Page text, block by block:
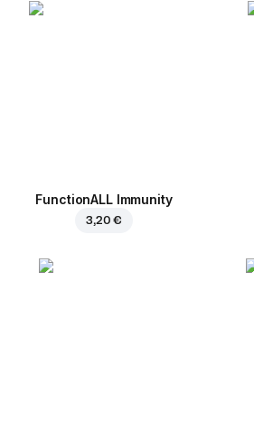
FunctionALL Immunity
3,20 €